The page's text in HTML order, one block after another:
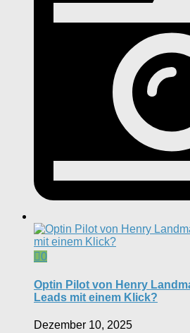
0
Optin Pilot von Henry
Leads mit einem Klick?
Dezember 10, 2025